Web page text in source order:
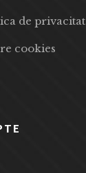
de privacitat
cookies